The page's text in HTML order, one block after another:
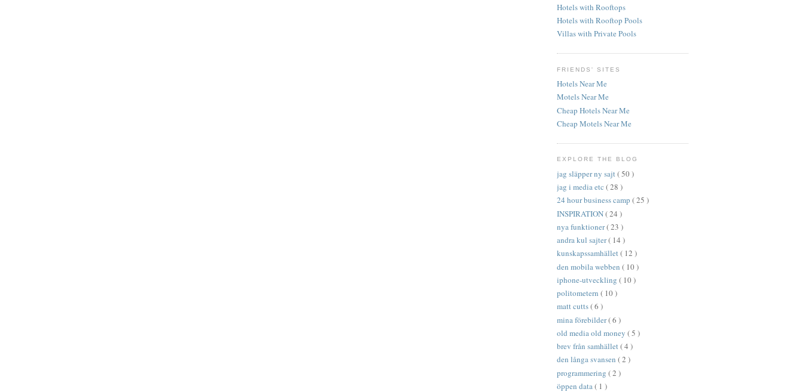
Hotels with Rooftops
Hotels with Rooftop Pools
Villas with Private Pools
FRIENDS' SITES
Hotels Near Me
Motels Near Me
Cheap Hotels Near Me
Cheap Motels Near Me
EXPLORE THE BLOG
jag släpper ny sajt( 50 )
jag i media etc ( 28 )
24 hour business camp ( 25 )
INSPIRATION( 24 )
nya funktioner( 23 )
andra kul sajter( 14 )
kunskapssamhället( 12 )
den mobila webben ( 10 )
iphone-utveckling ( 10 )
politometern ( 10 )
matt cutts( 6 )
mina förebilder( 6 )
old media old money ( 5 )
brev från samhället( 4 )
den långa svansen ( 2 )
programmering ( 2 )
öppen data( 1 )